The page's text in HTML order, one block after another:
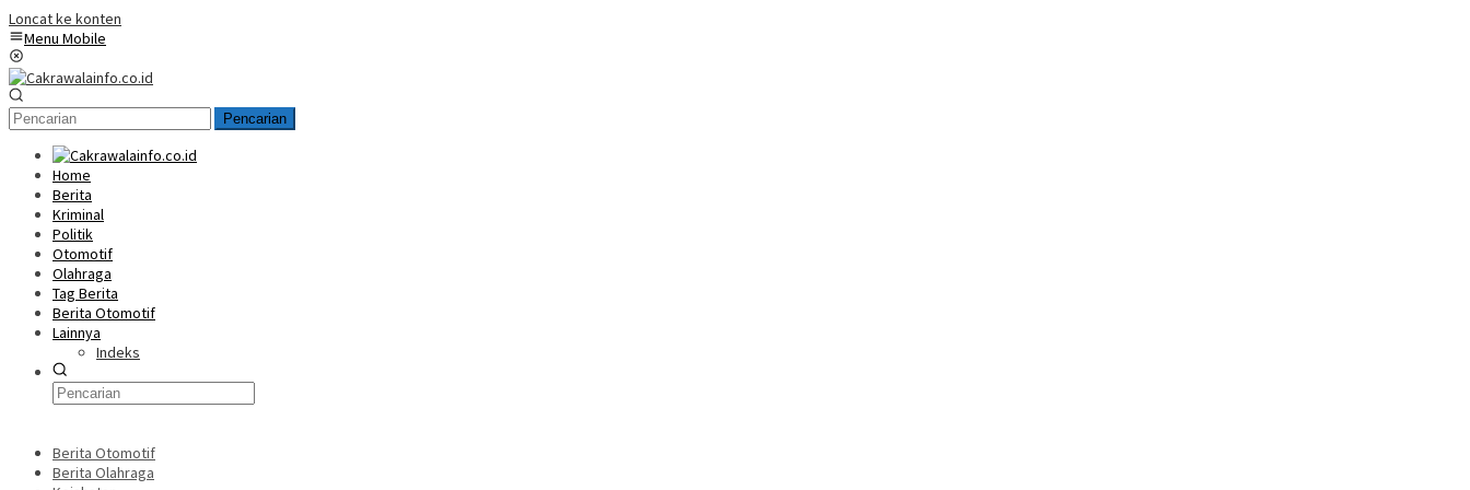
Loncat ke konten
Menu Mobile
Pencarian
Home
Berita
Kriminal
Politik
Otomotif
Olahraga
Tag Berita
Berita Otomotif
Lainnya
Indeks
Berita Otomotif
Berita Olahraga